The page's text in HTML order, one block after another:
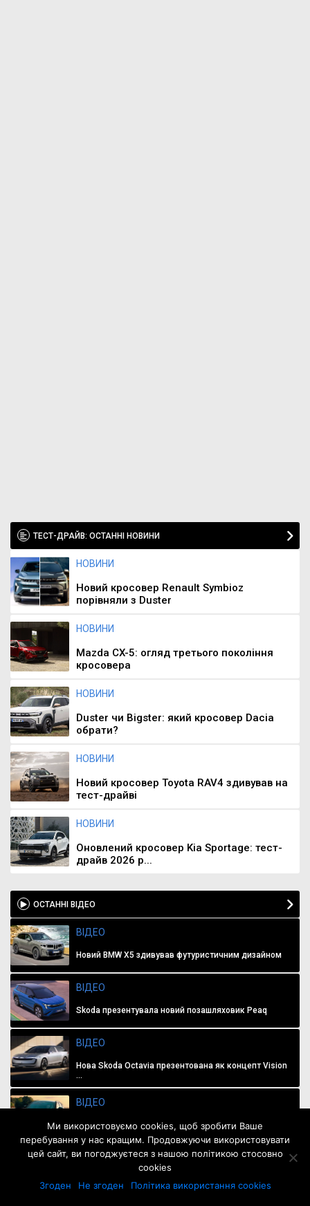
ТЕСТ-ДРАЙВ: ОСТАННІ НОВИНИ
НОВИНИ
Новий кросовер Renault Symbioz
порівняли з Duster
НОВИНИ
Mazda CX-5: огляд третього покоління
кросовера
НОВИНИ
Duster чи Bigster: який кросовер Dacia
обрати?
НОВИНИ
Новий кросовер Toyota RAV4 здивував на
тест-драйві
НОВИНИ
Оновлений кросовер Kia Sportage: тест-
драйв 2026 р...
ОСТАННІ ВІДЕО
ВІДЕО
Новий BMW X5 здивував футуристичним дизайном
ВІДЕО
Skoda презентувала новий позашляховик Peaq
ВІДЕО
Нова Skoda Octavia презентована як концепт Vision
...
ВІДЕО
Toyota презентувала нове покоління кросовера
Renault представила новий кросовер Symbioz
Ми використовуємо cookies, щоб зробити Ваше
перебування у нас кращим. Продовжуючи використовувати
цей сайт, ви погоджуєтеся з нашою політикою стосовно
cookies
Згоден
Не згоден Політика використання cookies